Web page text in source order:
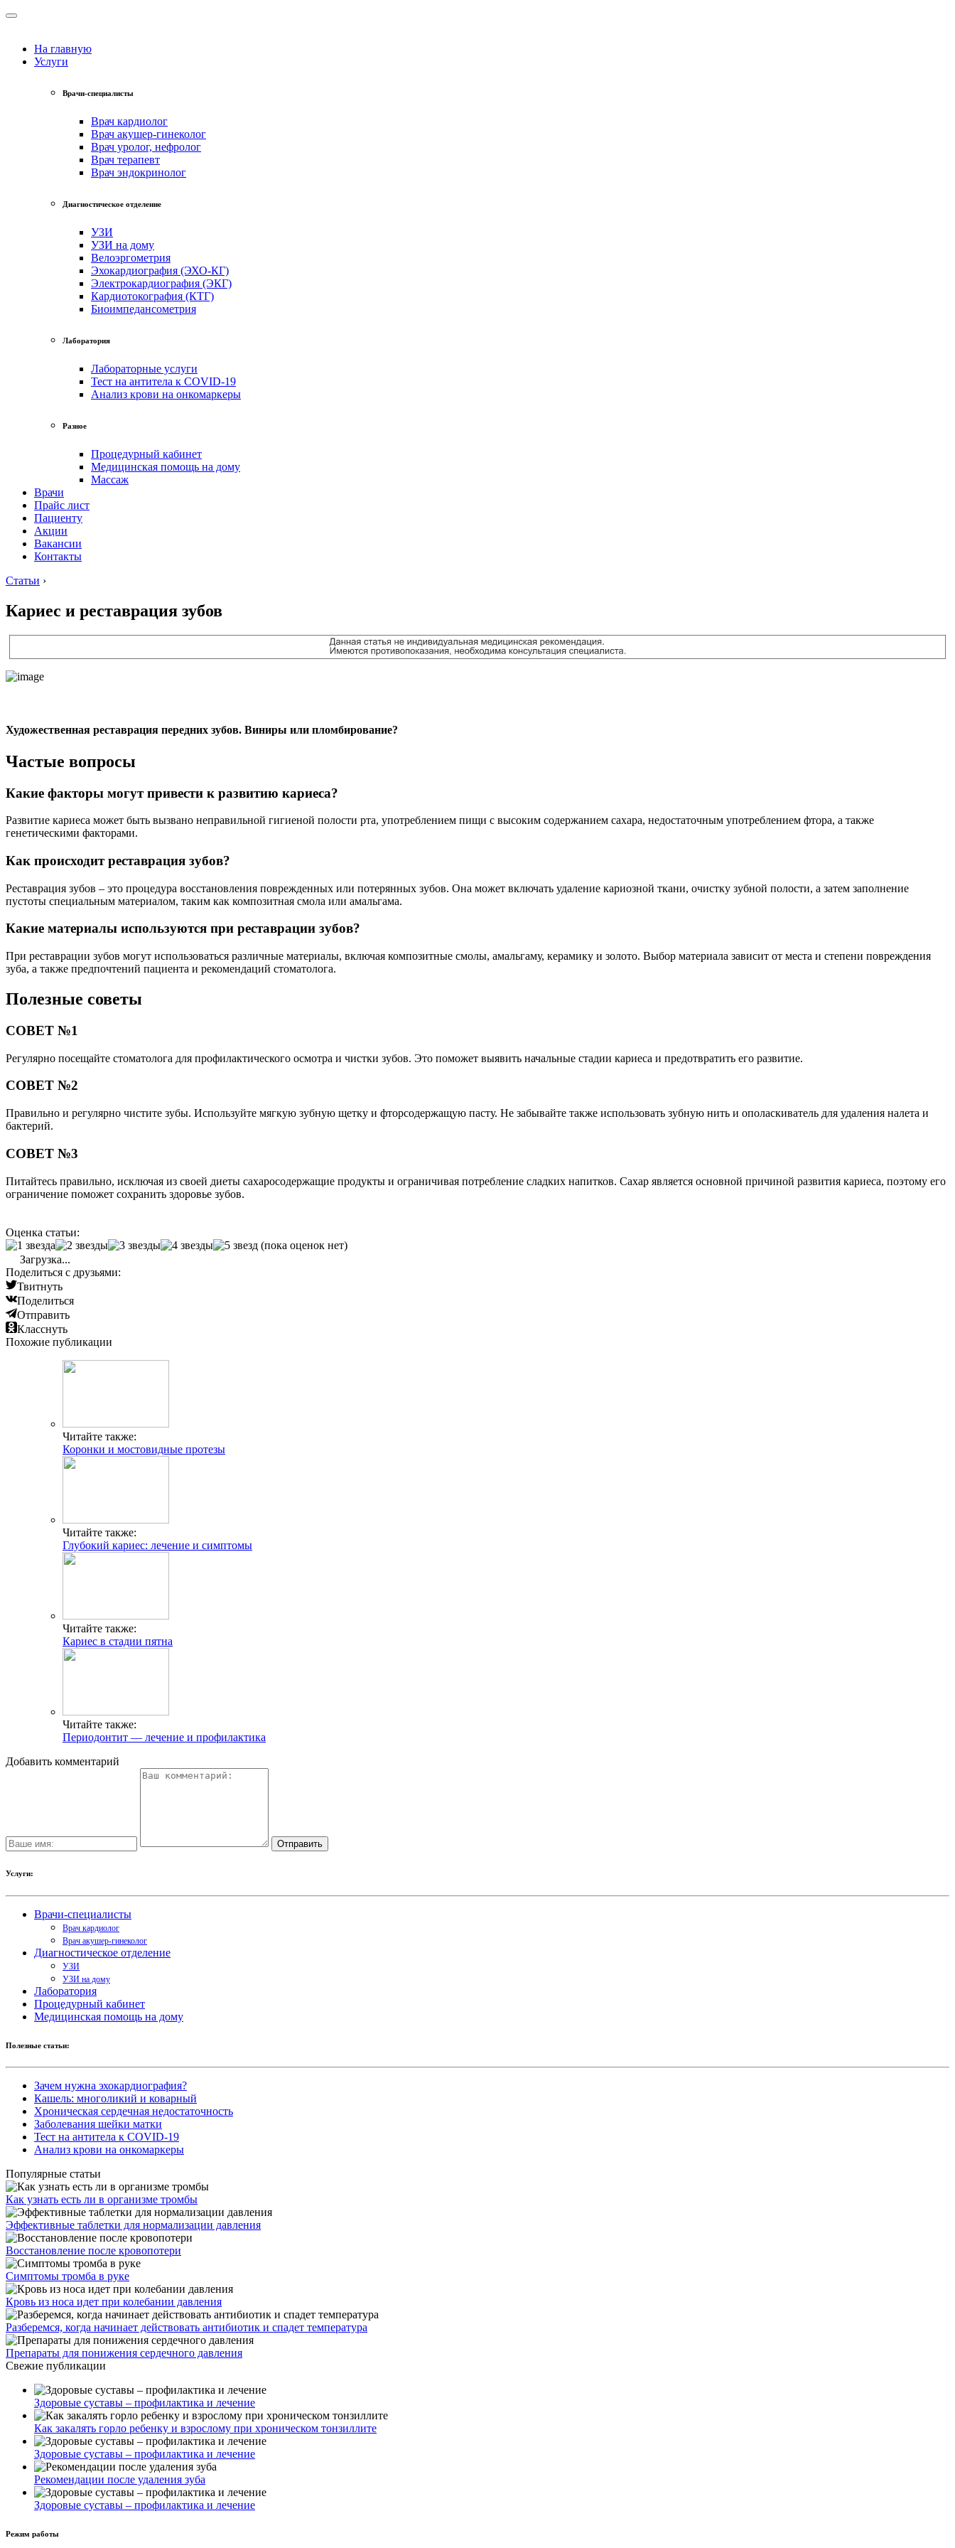
На главную
Услуги
Врачи-специалисты
Врач кардиолог
Врач акушер-гинеколог
Врач уролог, нефролог
Врач терапевт
Врач эндокринолог
Диагностическое отделение
УЗИ
УЗИ на дому
Велоэргометрия
Эхокардиография (ЭХО-КГ)
Электрокардиография (ЭКГ)
Кардиотокография (КТГ)
Биоимпедансометрия
Лаборатория
Лабораторные услуги
Тест на антитела к COVID-19
Анализ крови на онкомаркеры
Разное
Процедурный кабинет
Медицинская помощь на дому
Массаж
Врачи
Прайс лист
Пациенту
Акции
Вакансии
Контакты
Статьи ›
Кариес и реставрация зубов
Художественная реставрация передних зубов. Виниры или пломбирование?
Частые вопросы
Какие факторы могут привести к развитию кариеса?
Развитие кариеса может быть вызвано неправильной гигиеной полости рта, употреблением пищи с высоким содержанием сахара, недостаточным употреблением фтора, а также
генетическими факторами.
Как происходит реставрация зубов?
Реставрация зубов – это процедура восстановления поврежденных или потерянных зубов. Она может включать удаление кариозной ткани, очистку зубной полости, а затем заполнение
пустоты специальным материалом, таким как композитная смола или амальгама.
Какие материалы используются при реставрации зубов?
При реставрации зубов могут использоваться различные материалы, включая композитные смолы, амальгаму, керамику и золото. Выбор материала зависит от места и степени повреждения
зуба, а также предпочтений пациента и рекомендаций стоматолога.
Полезные советы
СОВЕТ №1
Регулярно посещайте стоматолога для профилактического осмотра и чистки зубов. Это поможет выявить начальные стадии кариеса и предотвратить его развитие.
СОВЕТ №2
Правильно и регулярно чистите зубы. Используйте мягкую зубную щетку и фторсодержащую пасту. Не забывайте также использовать зубную нить и ополаскиватель для удаления налета и
бактерий.
СОВЕТ №3
Питайтесь правильно, исключая из своей диеты сахаросодержащие продукты и ограничивая потребление сладких напитков. Сахар является основной причиной развития кариеса, поэтому его
ограничение поможет сохранить здоровье зубов.
Оценка статьи:
(пока оценок нет)
Загрузка...
Поделиться с друзьями:
Твитнуть
Поделиться
Отправить
Класснуть
Похожие публикации
Читайте также:
Коронки и мостовидные протезы
Читайте также:
Глубокий кариес: лечение и симптомы
Читайте также:
Кариес в стадии пятна
Читайте также:
Периодонтит — лечение и профилактика
Добавить комментарий
Услуги:
Врачи-специалисты
Врач кардиолог
Врач акушер-гинеколог
Диагностическое отделение
УЗИ
УЗИ на дому
Лаборатория
Процедурный кабинет
Медицинская помощь на дому
Полезные статьи:
Зачем нужна эхокардиография?
Кашель: многоликий и коварный
Хроническая сердечная недостаточность
Заболевания шейки матки
Тест на антитела к COVID-19
Анализ крови на онкомаркеры
Популярные статьи
Как узнать есть ли в организме тромбы
Эффективные таблетки для нормализации давления
Восстановление после кровопотери
Симптомы тромба в руке
Кровь из носа идет при колебании давления
Разберемся, когда начинает действовать антибиотик и спадет температура
Препараты для понижения сердечного давления
Свежие публикации
Здоровые суставы – профилактика и лечение
Как закалять горло ребенку и взрослому при хроническом тонзиллите
Здоровые суставы – профилактика и лечение
Рекомендации после удаления зуба
Здоровые суставы – профилактика и лечение
Режим работы